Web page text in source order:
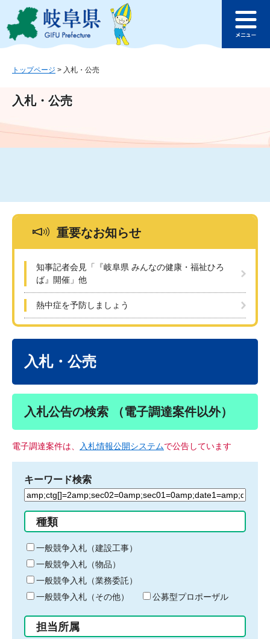
ジ
ュ
文
このページの本文へ
ュ
トップページ > 入札・公売
入札・公売
重要なお知らせ
知事記者会見「『岐阜県 みんなの健康・福祉ひろ
ば』開催」他
熱中症を予防しましょう
入札・公売
入札公告の検索 （電子調達案件以外）
電子調達案件は、 入札情報公開システムで公告しています
キーワード検索
検
る
キ
ー
ワ
ー
ド
入
力
種類
一般競争入札（建設工事）
一般競争入札（物品）
一般競争入札（業務委託）
一般競争入札（その他）
公募型プロポーザル
担当所属